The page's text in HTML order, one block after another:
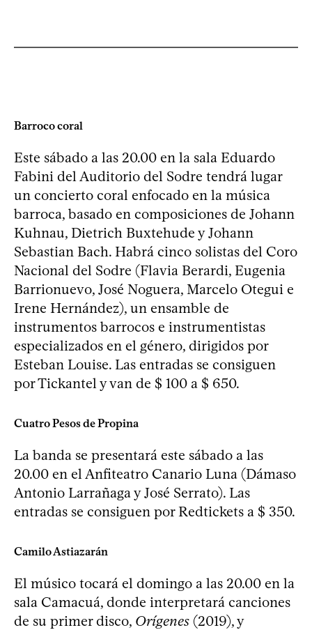
Barroco coral
Este sábado a las 20.00 en la sala Eduardo
Fabini del Auditorio del Sodre tendrá lugar
un concierto coral enfocado en la música
barroca, basado en composiciones de Johann
Kuhnau, Dietrich Buxtehude y Johann
Sebastian Bach. Habrá cinco solistas del Coro
Nacional del Sodre (Flavia Berardi, Eugenia
Barrionuevo, José Noguera, Marcelo Otegui e
Irene Hernández), un ensamble de
instrumentos barrocos e instrumentistas
especializados en el género, dirigidos por
Esteban Louise. Las entradas se consiguen
por Tickantel y van de $ 100 a $ 650.
Cuatro Pesos de Propina
La banda se presentará este sábado a las
20.00 en el Anfiteatro Canario Luna (Dámaso
Antonio Larrañaga y José Serrato). Las
entradas se consiguen por Redtickets a $ 350.
Camilo Astiazarán
El músico tocará el domingo a las 20.00 en la
sala Camacuá, donde interpretará canciones
de su primer disco, Orígenes (2019), y